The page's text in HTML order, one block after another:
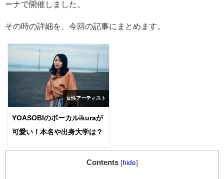
ーナで開催しました。
その時の詳細を、今回の記事にまとめます。
女性アーティスト
YOASOBIのボーカルikuraが
可愛い！本名や出身大学は？
Contents [hide]